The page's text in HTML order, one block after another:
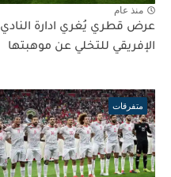
منذ عام
عرض قطري يُغري ادارة النادي
الإفريقي للتخلي عن موهبتها
متفرقات